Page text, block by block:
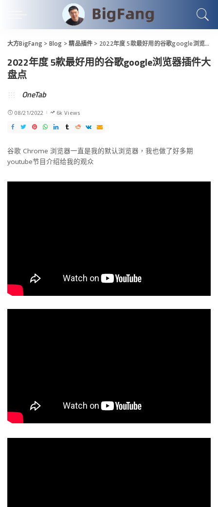
大方BigFang > Blog >精品插件 > 2022年度 5款最好用的谷歌google浏览器插件大盘点
2022年度 5款最好用的谷歌google浏览器插件大
盘点
OneTab
08/21/2022 6k Views
谷歌 Chrome 浏览器一直是我的默认浏览器，我也做了好多期
youtube节目介绍给我的观众